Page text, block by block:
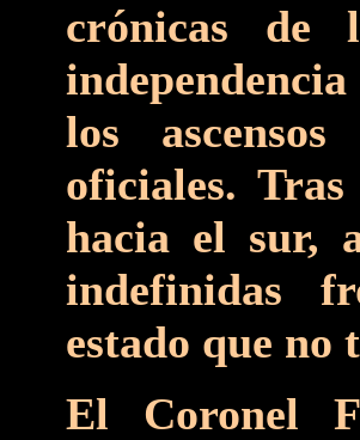
crónicas de
los
oficiales.
hacia el sur,
indefinidas
estado que no
El Coronel